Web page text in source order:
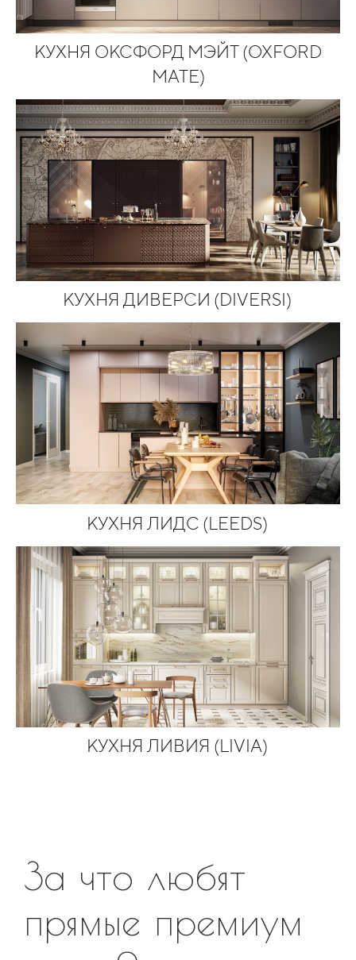
КУХНЯ ОКСФОРД МЭЙТ (OXFORD
MATE)
КУХНЯ ДИВЕРСИ (DIVERSI)
КУХНЯ ЛИДС (LEEDS)
КУХНЯ ЛИВИЯ (LIVIA)
За что любят
прямые премиум